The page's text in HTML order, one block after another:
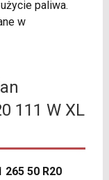
paliwa.
w
111 W XL
50 R20